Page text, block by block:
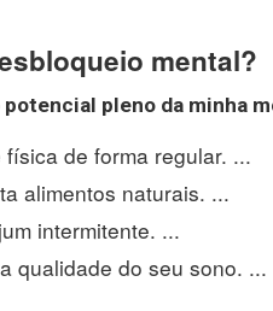
mental?
pleno da minha
de forma regular. ...
alimentos naturais. ...
intermitente. ...
qualidade do seu sono. ...